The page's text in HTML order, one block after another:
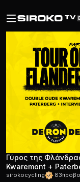
Γύρος της
Kwaremont +
Τερματισμός) Ήχος
sirokocycling ·83